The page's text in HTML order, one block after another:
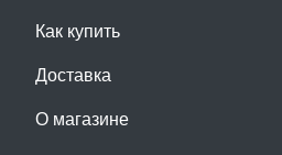
Как купить
Доставка
О магазине